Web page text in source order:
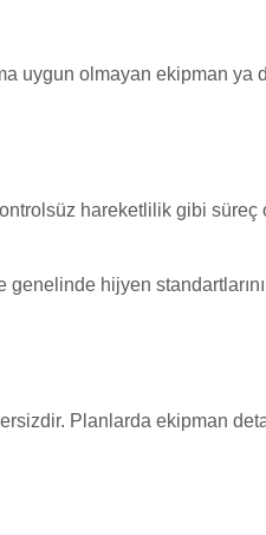
uygun olmayan ekipman ya
hareketlilik gibi süreç
genelinde hijyen
Planlarda ekipman